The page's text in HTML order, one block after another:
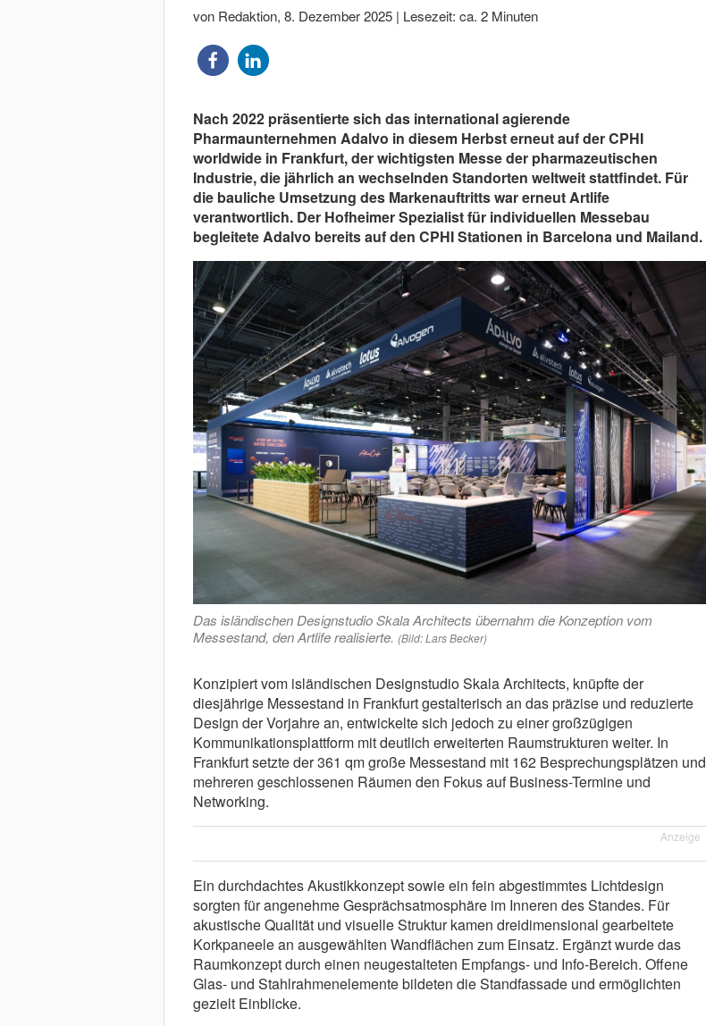
von Redaktion, 8. Dezember 2025 | Lesezeit: ca. 2 Minuten
Nach 2022 präsentierte sich das international agierende
Pharmaunternehmen Adalvo in diesem Herbst erneut auf der CPHI
worldwide in Frankfurt, der wichtigsten Messe der pharmazeutischen
Industrie, die jährlich an wechselnden Standorten weltweit stattfindet. Für
die bauliche Umsetzung des Markenauftritts war erneut Artlife
verantwortlich. Der Hofheimer Spezialist für individuellen Messebau
begleitete Adalvo bereits auf den CPHI Stationen in Barcelona und Mailand.
Das isländischen Designstudio Skala Architects übernahm die Konzeption vom
Messestand, den Artlife realisierte. (Bild: Lars Becker)
Konzipiert vom isländischen Designstudio Skala Architects, knüpfte der
diesjährige Messestand in Frankfurt gestalterisch an das präzise und reduzierte
Design der Vorjahre an, entwickelte sich jedoch zu einer großzügigen
Kommunikationsplattform mit deutlich erweiterten Raumstrukturen weiter. In
Frankfurt setzte der 361 qm große Messestand mit 162 Besprechungsplätzen und
mehreren geschlossenen Räumen den Fokus auf Business-Termine und
Networking.
Anzeige
Ein durchdachtes Akustikkonzept sowie ein fein abgestimmtes Lichtdesign
sorgten für angenehme Gesprächsatmosphäre im Inneren des Standes. Für
akustische Qualität und visuelle Struktur kamen dreidimensional gearbeitete
Korkpaneele an ausgewählten Wandflächen zum Einsatz. Ergänzt wurde das
Raumkonzept durch einen neugestalteten Empfangs- und Info-Bereich. Offene
Glas- und Stahlrahmenelemente bildeten die Standfassade und ermöglichten
gezielt Einblicke.